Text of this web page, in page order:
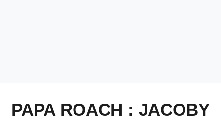
PAPA ROACH : JACOBY